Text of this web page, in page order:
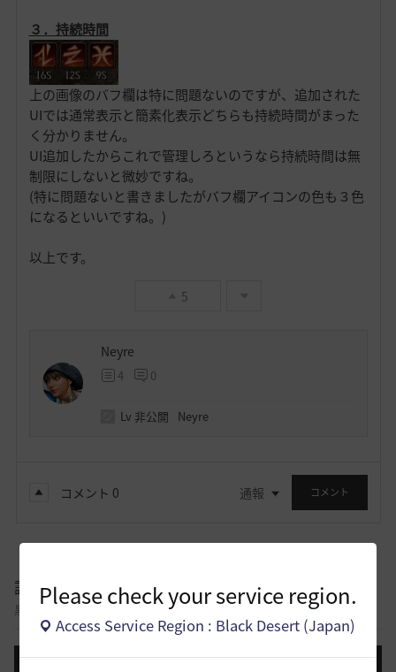
Please check your service region.
Access Service Region : Black Desert (Japan)
３．持続時間
上の画像のバフ欄は特に問題ないのですが、追加された
UIでは通常表示と簡素化表示どちらも持続時間がまった
く分かりません。
UI追加したからこれで管理しろというなら持続時間は無
制限にしないと微妙ですね。
(特に問題ないと書きましたがバフ欄アイコンの色も３色
になるといいですね。)
以上です。
5
Neyre
4 0
Lv 非公開 Neyre
コメント 0 通報 コメント
議論掲示板
黒い砂漠コンテンツについて意見を交わすことができる議論掲示板です。
投稿する